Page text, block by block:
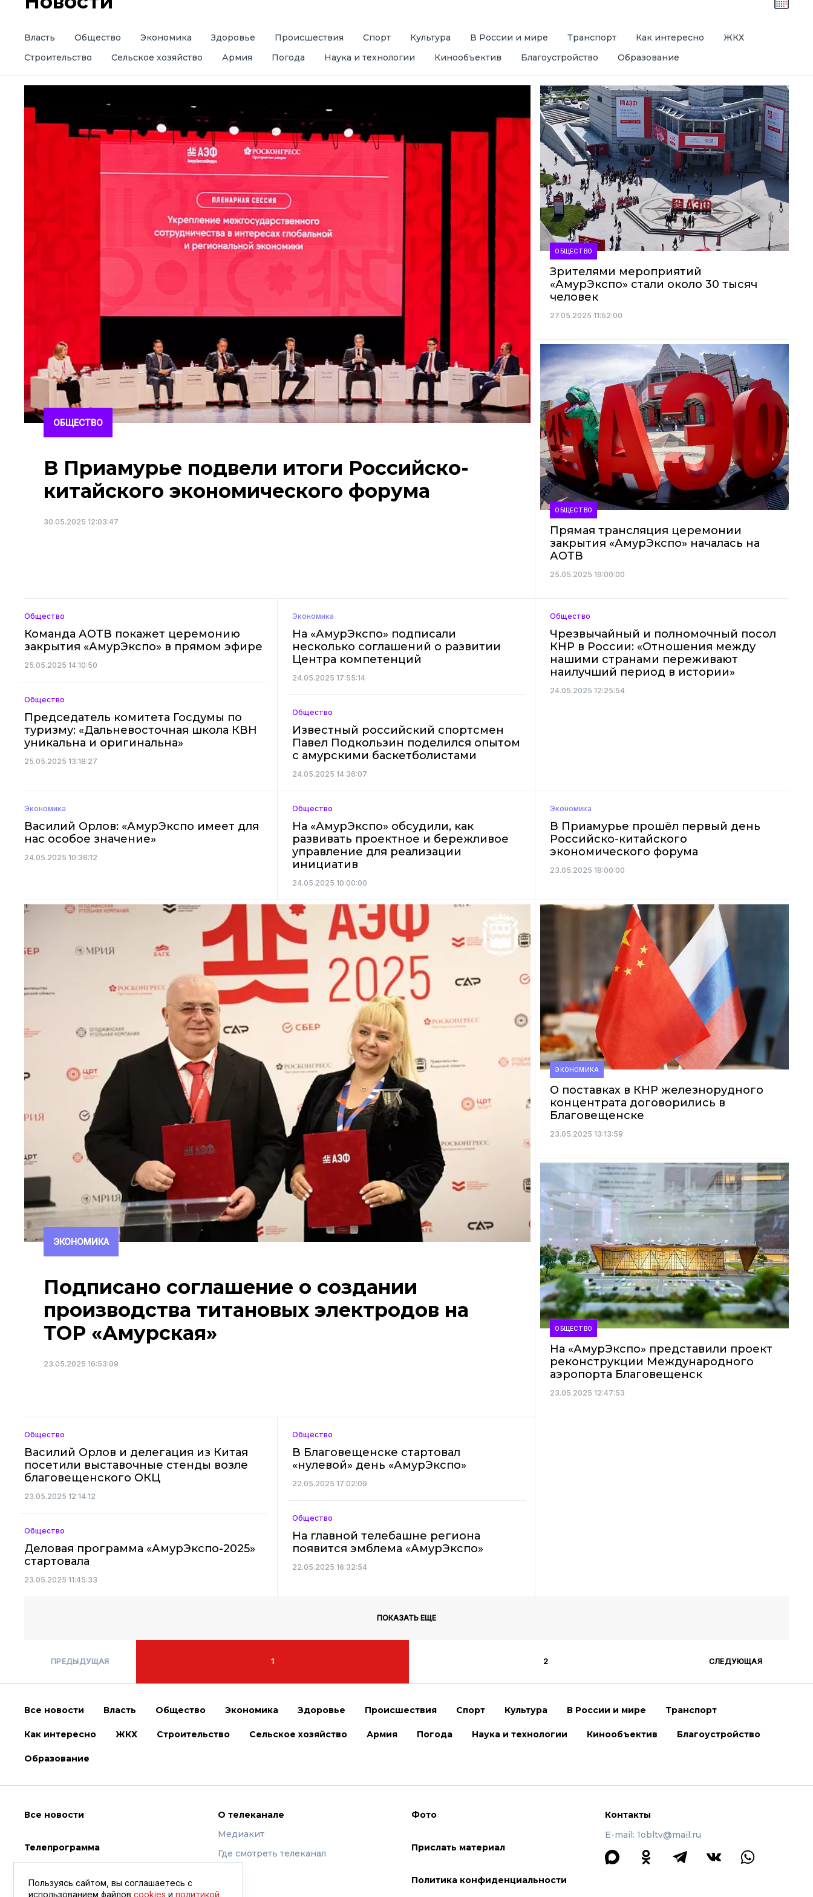
Власть Общество Экономика Здоровье Происшествия Спорт Культура В России и мире Транспорт Как интересно
ЖКХ
Строительство
Сельское хозяйство Армия Погода Наука и технологии Кинообъектив Благоустройство Образование
ОБЩЕСТВО
В Приамурье подвели итоги Российско-
китайского экономического форума
30.05.2025 12:03:47
ОБЩЕСТВО
Зрителями мероприятий
«АмурЭкспо» стали около 30 тысяч
человек
27.05.2025 11:52:00
ОБЩЕСТВО
Прямая трансляция церемонии
закрытия «АмурЭкспо» началась на
АОТВ
25.05.2025 19:00:00
Общество
Команда АОТВ покажет церемонию
закрытия «АмурЭкспо» в прямом эфире
25.05.2025 14:10:50
Общество
Председатель комитета Госдумы по
туризму: «Дальневосточная школа КВН
уникальна и оригинальна»
25.05.2025 13:18:27
Экономика
На «АмурЭкспо» подписали
несколько соглашений о развитии
Центра компетенций
24.05.2025 17:55:14
Общество
Известный российский спортсмен
Павел Подкользин поделился опытом
с амурскими баскетболистами
24.05.2025 14:36:07
Общество
Чрезвычайный и полномочный посол
КНР в России: «Отношения между
нашими странами переживают
наилучший период в истории»
24.05.2025 12:25:54
Экономика
Василий Орлов: «АмурЭкспо имеет для
нас особое значение»
24.05.2025 10:36:12
Общество
На «АмурЭкспо» обсудили, как
развивать проектное и бережливое
управление для реализации
инициатив
24.05.2025 10:00:00
Экономика
В Приамурье прошёл первый день
Российско-китайского
экономического форума
23.05.2025 18:00:00
ЭКОНОМИКА
Подписано соглашение о создании
производства титановых электродов на
ТОР «Амурская»
23.05.2025 16:53:09
ЭКОНОМИКА
О поставках в КНР железнорудного
концентрата договорились в
Благовещенске
23.05.2025 13:13:59
ОБЩЕСТВО
На «АмурЭкспо» представили проект
реконструкции Международного
аэропорта Благовещенск
23.05.2025 12:47:53
Общество
Василий Орлов и делегация из Китая
посетили выставочные стенды возле
благовещенского ОКЦ
23.05.2025 12:14:12
Общество
Деловая программа «АмурЭкспо-2025»
стартовала
23.05.2025 11:45:33
Общество
В Благовещенске стартовал
«нулевой» день «АмурЭкспо»
22.05.2025 17:02:09
Общество
На главной телебашне региона
появится эмблема «АмурЭкспо»
22.05.2025 16:32:54
ПОКАЗАТЬ ЕЩЕ
ПРЕДЫДУЩАЯ 1 2 СЛЕДУЮЩАЯ
Все новости Власть Общество Экономика Здоровье Происшествия Спорт Культура В России и мире Транспорт
Как интересно ЖКХ Строительство Сельское хозяйство Армия Погода Наука и технологии Кинообъектив Благоустройство
Образование
Все новости
Телепрограмма
Видео
О телеканале
Медиакит
Где смотреть телеканал
Фото
Прислать материал
Политика конфиденциальности
Контакты
E-mail: 1obltv@mail.ru
Пользуясь сайтом, вы соглашаетесь с
использованием файлов cookies и политикой